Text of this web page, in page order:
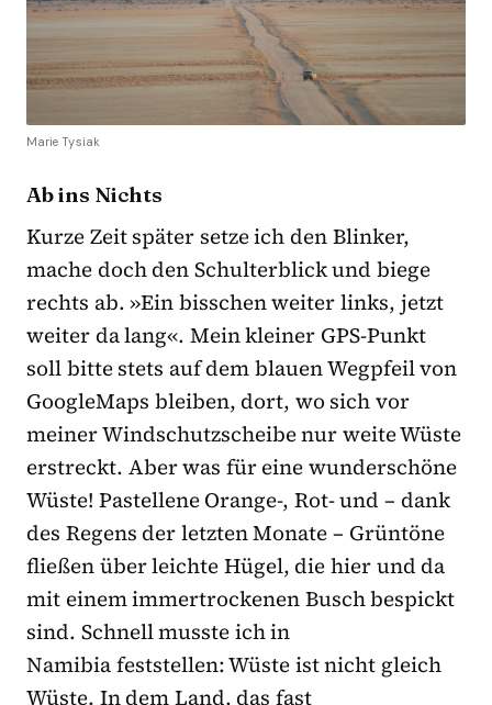
Marie Tysiak
Ab ins Nichts
Kurze Zeit später setze ich den Blinker,
mache doch den Schulterblick und biege
rechts ab. »Ein bisschen weiter links, jetzt
weiter da lang«. Mein kleiner GPS-Punkt
soll bitte stets auf dem blauen Wegpfeil von
GoogleMaps bleiben, dort, wo sich vor
meiner Windschutzscheibe nur weite Wüste
erstreckt. Aber was für eine wunderschöne
Wüste! Pastellene Orange-, Rot- und – dank
des Regens der letzten Monate – Grüntöne
fließen über leichte Hügel, die hier und da
mit einem immertrockenen Busch bespickt
sind. Schnell musste ich in
Namibia feststellen: Wüste ist nicht gleich
Wüste. In dem Land, das fast